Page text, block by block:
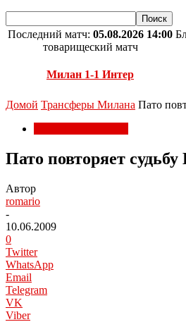
Последний матч: 05.08.2026 14:00
товарищеский матч
Милан 1-1 Интер
Домой Трансферы Милана Пато
Пато повторяет судьбу
Автор
romario
-
10.06.2009
0
Twitter
WhatsApp
Email
Telegram
VK
Viber